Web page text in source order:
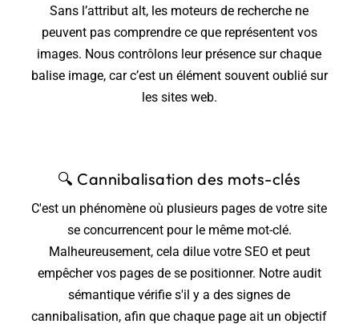
Sans l’attribut alt, les moteurs de recherche ne
peuvent pas comprendre ce que représentent vos
images. Nous contrôlons leur présence sur chaque
balise image, car c’est un élément souvent oublié sur
les sites web.
🔍 Cannibalisation des mots-clés
C'est un phénomène où plusieurs pages de votre site
se concurrencent pour le même mot-clé.
Malheureusement, cela dilue votre SEO et peut
empêcher vos pages de se positionner. Notre audit
sémantique vérifie s'il y a des signes de
cannibalisation, afin que chaque page ait un objectif